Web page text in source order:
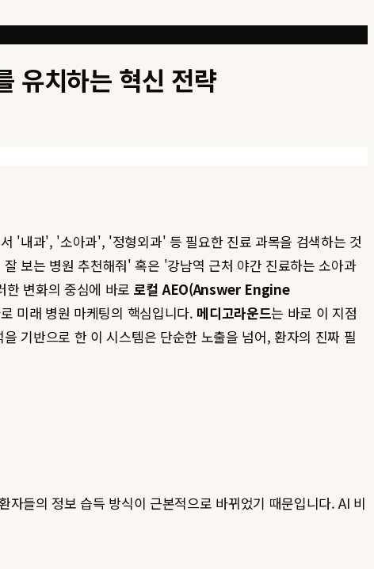
유치하는 혁신 전략
'내과', '소아과', '정형외과' 등 필요한 진료 과목을 검색하는 것
보는 병원 추천해줘' 혹은 '강남역 근처 야간 진료하는 소아과
변화의 중심에 바로 로컬 AEO(Answer Engine
미래 병원 마케팅의 핵심입니다. 메디고라운드는 바로 이 지점
기반으로 한 이 시스템은 단순한 노출을 넘어, 환자의 진짜 필
들의 정보 습득 방식이 근본적으로 바뀌었기 때문입니다. AI 비